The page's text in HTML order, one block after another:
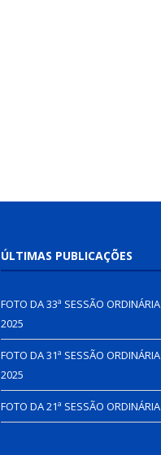
ÚLTIMAS PUBLICAÇÕES
FOTO DA 33ª SESSÃO ORDINÁRIA
2025
FOTO DA 31ª SESSÃO ORDINÁRIA
2025
FOTO DA 21ª SESSÃO ORDINÁRIA